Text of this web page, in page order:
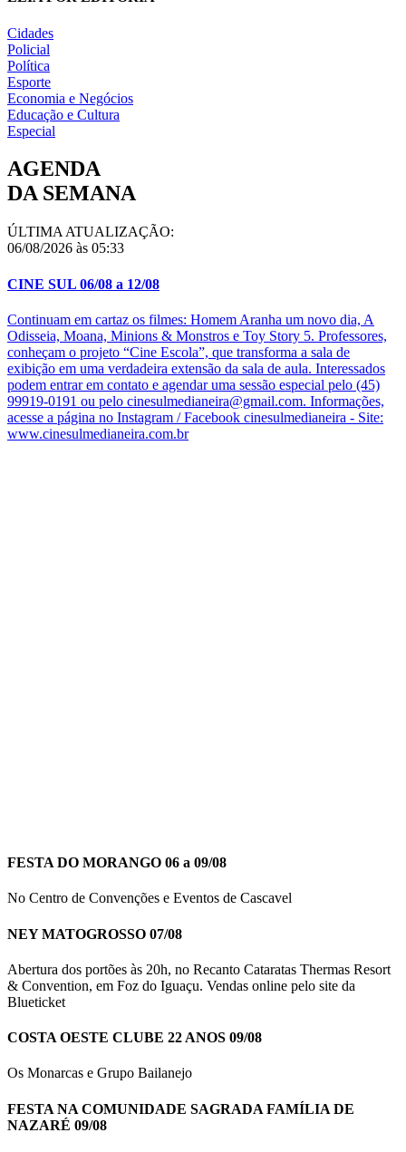
Cidades
Policial
Política
Esporte
Economia e Negócios
Educação e Cultura
Especial
AGENDA
DA SEMANA
ÚLTIMA ATUALIZAÇÃO:
06/08/2026 às 05:33
CINE SUL 06/08 a 12/08
Continuam em cartaz os filmes: Homem Aranha um novo dia, A
Odisseia, Moana, Minions & Monstros e Toy Story 5. Professores,
conheçam o projeto “Cine Escola”, que transforma a sala de
exibição em uma verdadeira extensão da sala de aula. Interessados
podem entrar em contato e agendar uma sessão especial pelo (45)
99919-0191 ou pelo cinesulmedianeira@gmail.com. Informações,
acesse a página no Instagram / Facebook cinesulmedianeira - Site:
www.cinesulmedianeira.com.br
FESTA DO MORANGO 06 a 09/08
No Centro de Convenções e Eventos de Cascavel
NEY MATOGROSSO 07/08
Abertura dos portões às 20h, no Recanto Cataratas Thermas Resort
& Convention, em Foz do Iguaçu. Vendas online pelo site da
Blueticket
COSTA OESTE CLUBE 22 ANOS 09/08
Os Monarcas e Grupo Bailanejo
FESTA NA COMUNIDADE SAGRADA FAMÍLIA DE
NAZARÉ 09/08